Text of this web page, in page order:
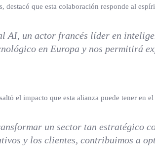
destacó que esta colaboración responde al
AI, un actor francés líder en
en Europa y nos permitirá
el impacto que esta alianza puede tener en el
un sector tan estratégico
y los clientes, contribuimos a